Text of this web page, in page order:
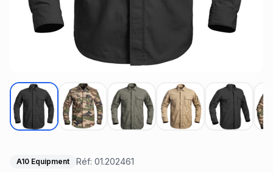
A10 Equipment Réf: 01.202461